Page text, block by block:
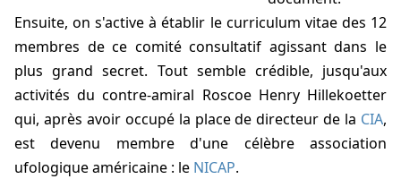
Ensuite, on s'active à établir le curriculum vitae des 12
membres de ce comité consultatif agissant dans le
plus grand secret. Tout semble crédible, jusqu'aux
activités du contre-amiral Roscoe Henry Hillekoetter
qui, après avoir occupé la place de directeur de la CIA,
est devenu membre d'une célèbre association
ufologique américaine : le NICAP.